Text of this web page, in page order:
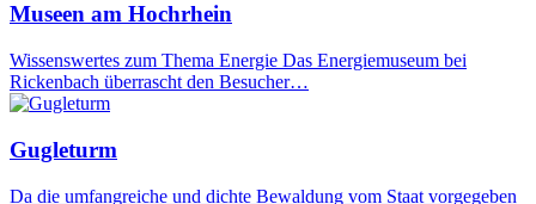
Museen am Hochrhein
Wissenswertes zum Thema Energie Das Energiemuseum bei
Rickenbach überrascht den Besucher…
Gugleturm
Da die umfangreiche und dichte Bewaldung vom Staat vorgegeben